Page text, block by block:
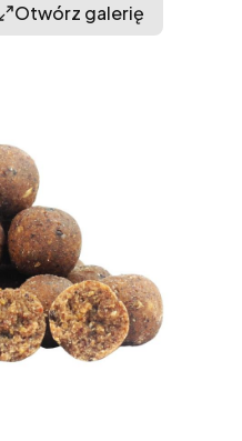
Otwórz galerię